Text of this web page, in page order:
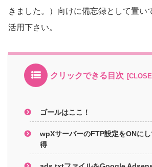
きました。）向けに備忘録として置い
活用下さい。
クリックできる目次
ゴールはここ！
wpXサーバーのFTP設定をONに
得